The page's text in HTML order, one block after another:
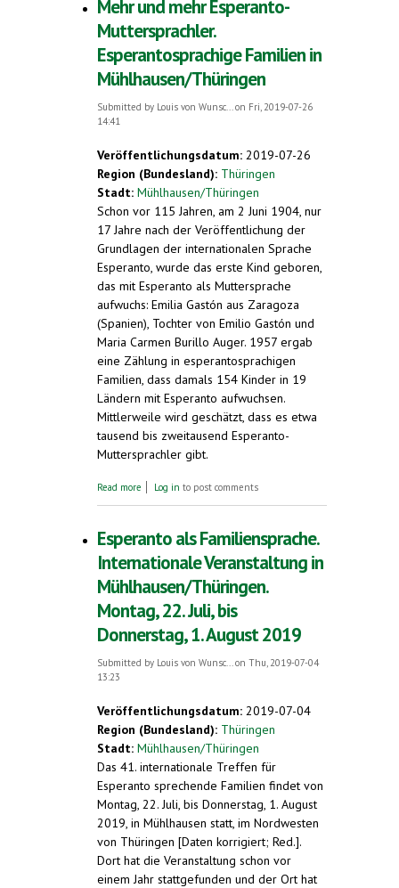
Mehr und mehr Esperanto-
Muttersprachler.
Esperantosprachige Familien in
Mühlhausen/Thüringen
Submitted by Louis von Wunsc...on Fri, 2019-07-26
14:41
Veröffentlichungsdatum: 2019-07-26
Region (Bundesland): Thüringen
Stadt: Mühlhausen/Thüringen
Schon vor 115 Jahren, am 2 Juni 1904, nur
17 Jahre nach der Veröffentlichung der
Grundlagen der internationalen Sprache
Esperanto, wurde das erste Kind geboren,
das mit Esperanto als Muttersprache
aufwuchs: Emilia Gastón aus Zaragoza
(Spanien), Tochter von Emilio Gastón und
Maria Carmen Burillo Auger. 1957 ergab
eine Zählung in esperantosprachigen
Familien, dass damals 154 Kinder in 19
Ländern mit Esperanto aufwuchsen.
Mittlerweile wird geschätzt, dass es etwa
tausend bis zweitausend Esperanto-
Muttersprachler gibt.
Read more about Mehr und mehr Esperanto-
Log in to post comments
Esperanto als Familiensprache.
Internationale Veranstaltung in
Mühlhausen/Thüringen.
Montag, 22. Juli, bis
Donnerstag, 1. August 2019
Submitted by Louis von Wunsc...on Thu, 2019-07-04
13:23
Veröffentlichungsdatum: 2019-07-04
Region (Bundesland): Thüringen
Stadt: Mühlhausen/Thüringen
Das 41. internationale Treffen für
Esperanto sprechende Familien findet von
Montag, 22. Juli, bis Donnerstag, 1. August
2019, in Mühlhausen statt, im Nordwesten
von Thüringen [Daten korrigiert; Red.].
Dort hat die Veranstaltung schon vor
einem Jahr stattgefunden und der Ort hat